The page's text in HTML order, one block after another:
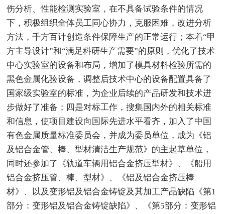
伤分析、性能检测实验室，在不具备试验条件的情况
下，积极组织全体员工同心协力，克服困难，改进分析
方法，千方百计创造条件保障生产的正常运行；本着“甲
方主导设计”和“满足科研生产需要”的原则，优化了技术
中心实验室的设备和布局，增加了模具材料检验所需的
黑色金属化验设备，调整后技术中心的设备配置具备了
国家级实验室的标准，为企业后续的产品研发和技术进
步做好了准备；四是对标工作，搜集国内外的相关标准
和信息，使项目建设向国际先进水平看齐，加入了中国
有色金属质量标准委员会，并成为委员单位，成为《铝
及铝合金管、棒、型材清洁生产规范》的主起草单位，
同时还参加了《轨道车辆用铝合金挤压型材》、《船用
铝合金挤压管、棒、型材》、《铝及铝合金挤压棒
材》、以及变形铝及铝合金铸锭及其加工产品缺陷《第1
部分：变形铝及铝合金铸锭缺陷》、《第5部分：变形铝